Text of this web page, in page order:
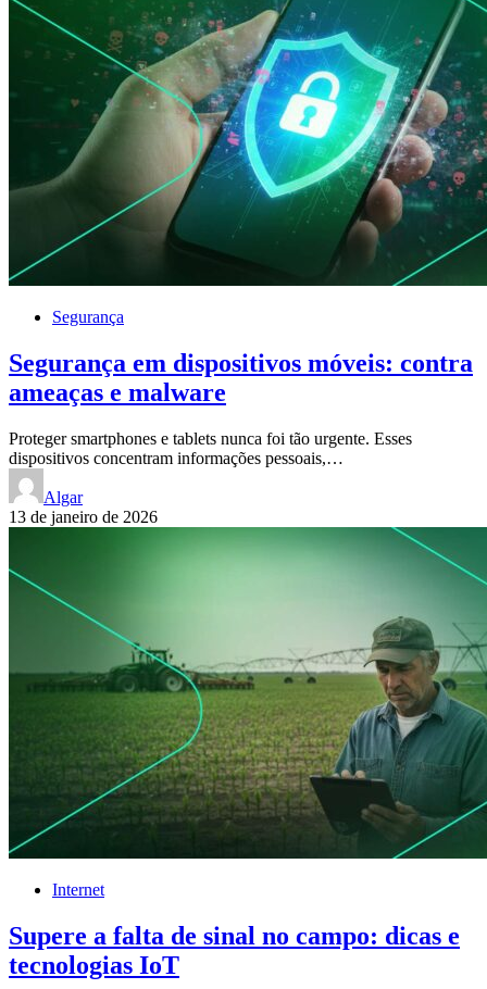
Segurança
Segurança em dispositivos móveis: contra
ameaças e malware
Proteger smartphones e tablets nunca foi tão urgente. Esses
dispositivos concentram informações pessoais,…
Algar
13 de janeiro de 2026
Internet
Supere a falta de sinal no campo: dicas e
tecnologias IoT